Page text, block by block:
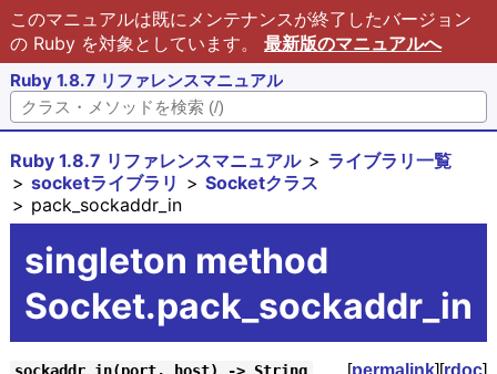
このマニュアルは既にメンテナンスが終了したバージョン
の Ruby を対象としています。 最新版のマニュアルへ
Ruby 1.8.7 リファレンスマニュアル
Ruby 1.8.7 リファレンスマニュアル
ライブラリ一覧
socketライブラリ
Socketクラス
pack_sockaddr_in
singleton method
Socket.pack_sockaddr_in